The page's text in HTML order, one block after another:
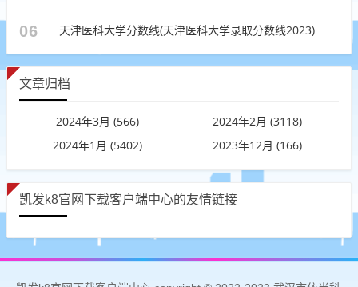
06 天津医科大学分数线(天津医科大学录取分数线2023)
文章归档
2024年3月 (566)
2024年2月 (3118)
2024年1月 (5402)
2023年12月 (166)
凯发k8官网下载客户端中心的友情链接